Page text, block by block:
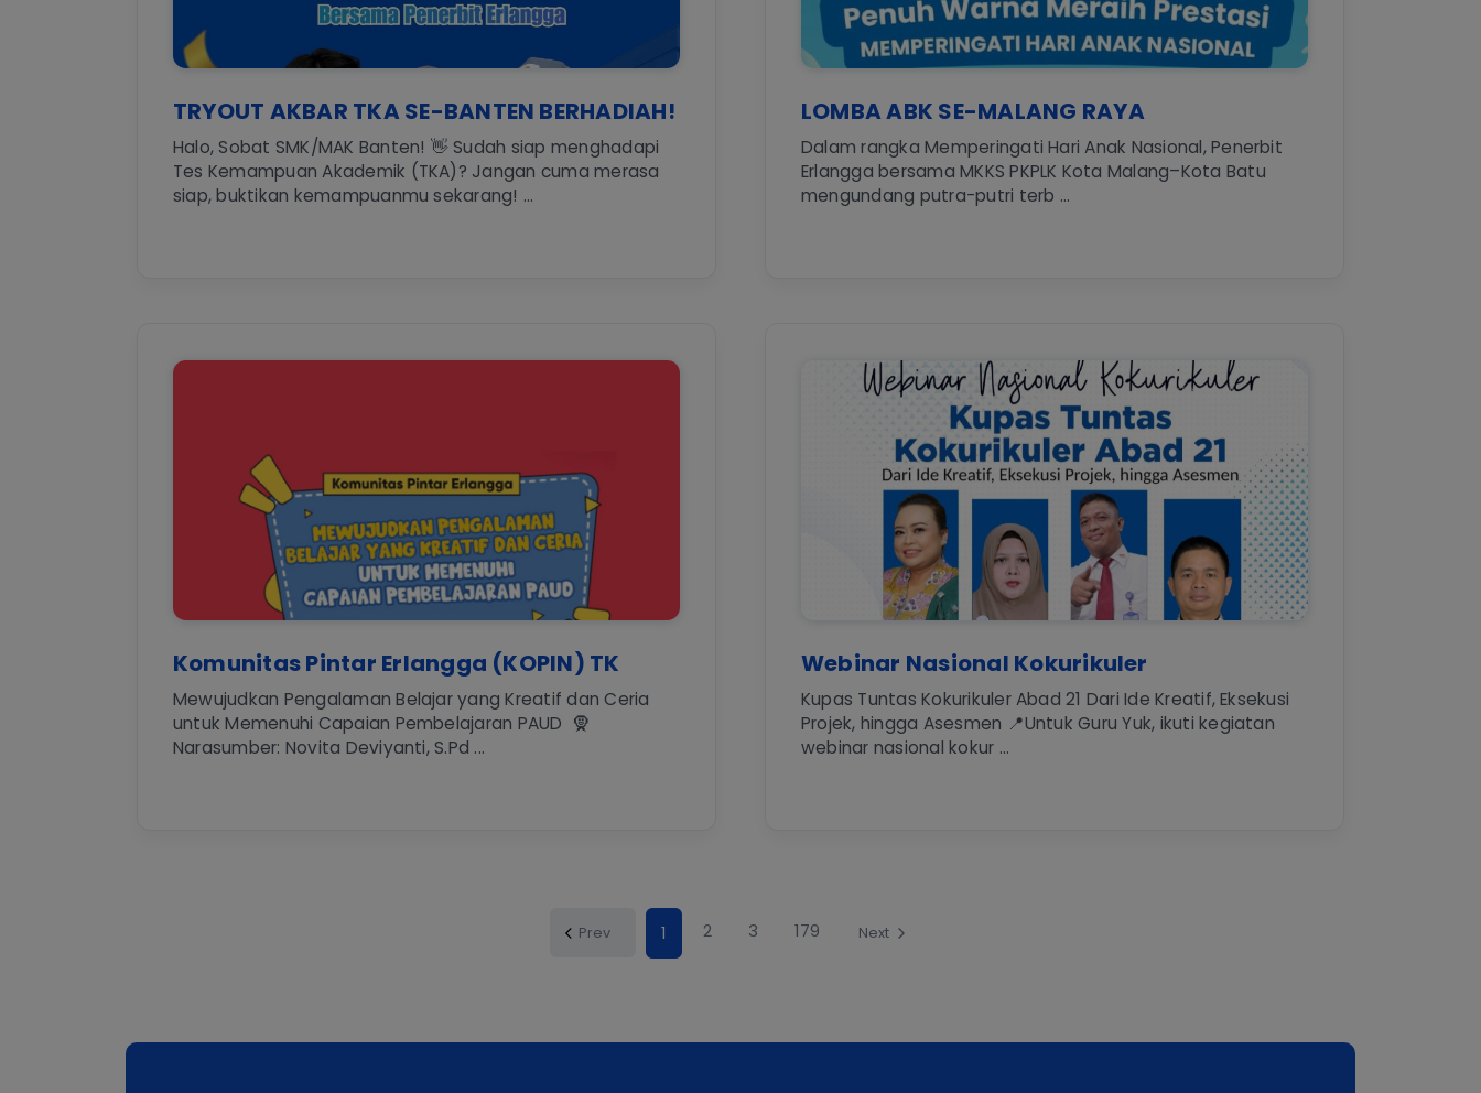
TRYOUT AKBAR TKA SE-BANTEN BERHADIAH!
Halo, Sobat SMK/MAK Banten! 👋 Sudah siap menghadapi
Tes Kemampuan Akademik (TKA)? Jangan cuma merasa
siap, buktikan kemampuanmu sekarang! ...
LOMBA ABK SE-MALANG RAYA
Dalam rangka Memperingati Hari Anak Nasional, Penerbit
Erlangga bersama MKKS PKPLK Kota Malang–Kota Batu
mengundang putra-putri terb ...
Komunitas Pintar Erlangga (KOPIN) TK
Mewujudkan Pengalaman Belajar yang Kreatif dan Ceria
untuk Memenuhi Capaian Pembelajaran PAUD 🧕
Narasumber: Novita Deviyanti, S.Pd ...
Webinar Nasional Kokurikuler
Kupas Tuntas Kokurikuler Abad 21 Dari Ide Kreatif, Eksekusi
Projek, hingga Asesmen 📍Untuk Guru Yuk, ikuti kegiatan
webinar nasional kokur ...
Prev 1 2 3 179 Next